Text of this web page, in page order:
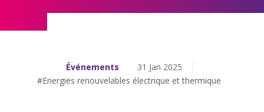
Événements
31 Jan 2025
#Energies renouvelables électrique et thermique